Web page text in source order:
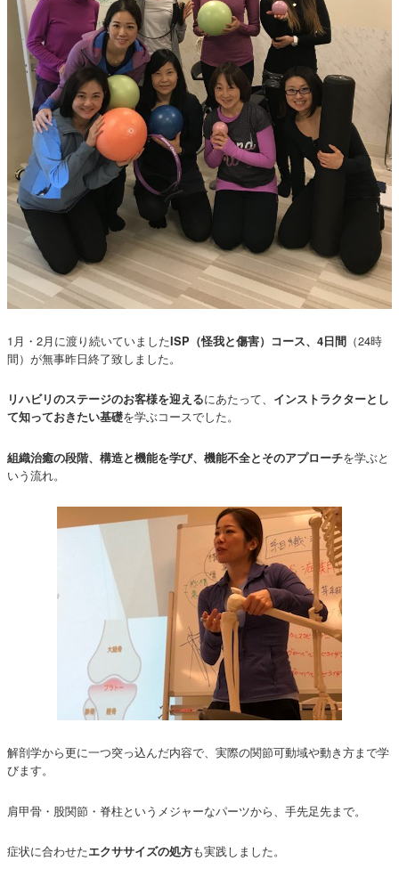
1月・2月に渡り続いていましたISP（怪我と傷害）コース、4日間 （24時
間）が無事昨日終了致しました。
リハビリのステージのお客様を迎えるにあたって、 インストラクターとし
て知っておきたい基礎を学ぶコースでした。
組織治癒の段階、構造と機能を学び、機能不全とそのアプローチを学ぶと
いう流れ。
解剖学から更に一つ突っ込んだ内容で、実際の関節可動域や動き方まで学
びます。
肩甲骨・股関節・脊柱というメジャーなパーツから、手先足先まで。
症状に合わせたエクササイズの処方も実践しました。